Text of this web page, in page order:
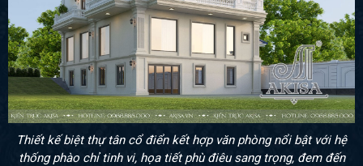
Thiết kế biệt thự tân cổ điển kết hợp văn phòng nổi bật với hệ
thống phào chỉ tinh vi, họa tiết phù điêu sang trọng, đem đến